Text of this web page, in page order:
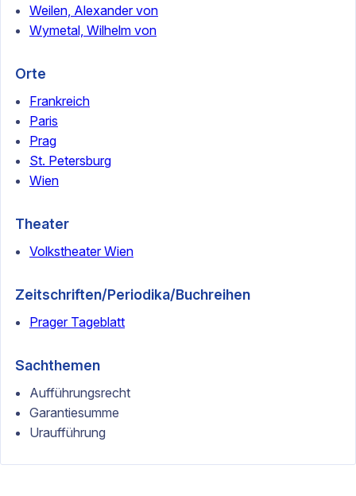
Weilen, Alexander von
Wymetal, Wilhelm von
Orte
Frankreich
Paris
Prag
St. Petersburg
Wien
Theater
Volkstheater Wien
Zeitschriften/Periodika/Buchreihen
Prager Tageblatt
Sachthemen
Aufführungsrecht
Garantiesumme
Uraufführung